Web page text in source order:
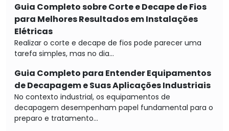
Guia Completo sobre Corte e Decape de Fios
para Melhores Resultados em Instalações
Elétricas
Realizar o corte e decape de fios pode parecer uma
tarefa simples, mas no dia...
Guia Completo para Entender Equipamentos
de Decapagem e Suas Aplicações Industriais
No contexto industrial, os equipamentos de
decapagem desempenham papel fundamental para o
preparo e tratamento...